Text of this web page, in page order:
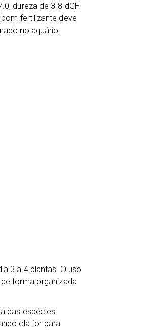
dureza de 3-8 dGH
fertilizante deve
no aquário.
3 a 4 plantas. O uso
forma organizada
das espécies.
ela for para